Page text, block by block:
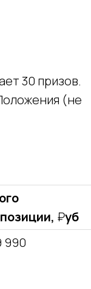
30 призов.
(не
₽уб
990